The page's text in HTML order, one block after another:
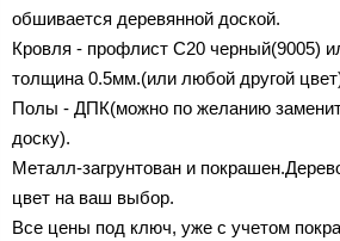
обшивается деревянной доской.
Кровля - профлист C20 черный(9005)
толщина 0.5мм.(или любой другой
Полы - ДПК(можно по желанию
доску).
Металл-загрунтован и
цвет на ваш выбор.
Все цены под ключ, уже с учетом